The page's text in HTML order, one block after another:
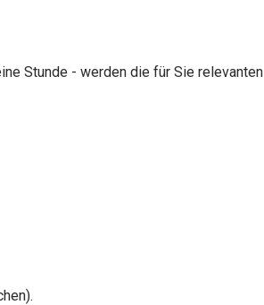
Stunde - werden die für Sie relevanten